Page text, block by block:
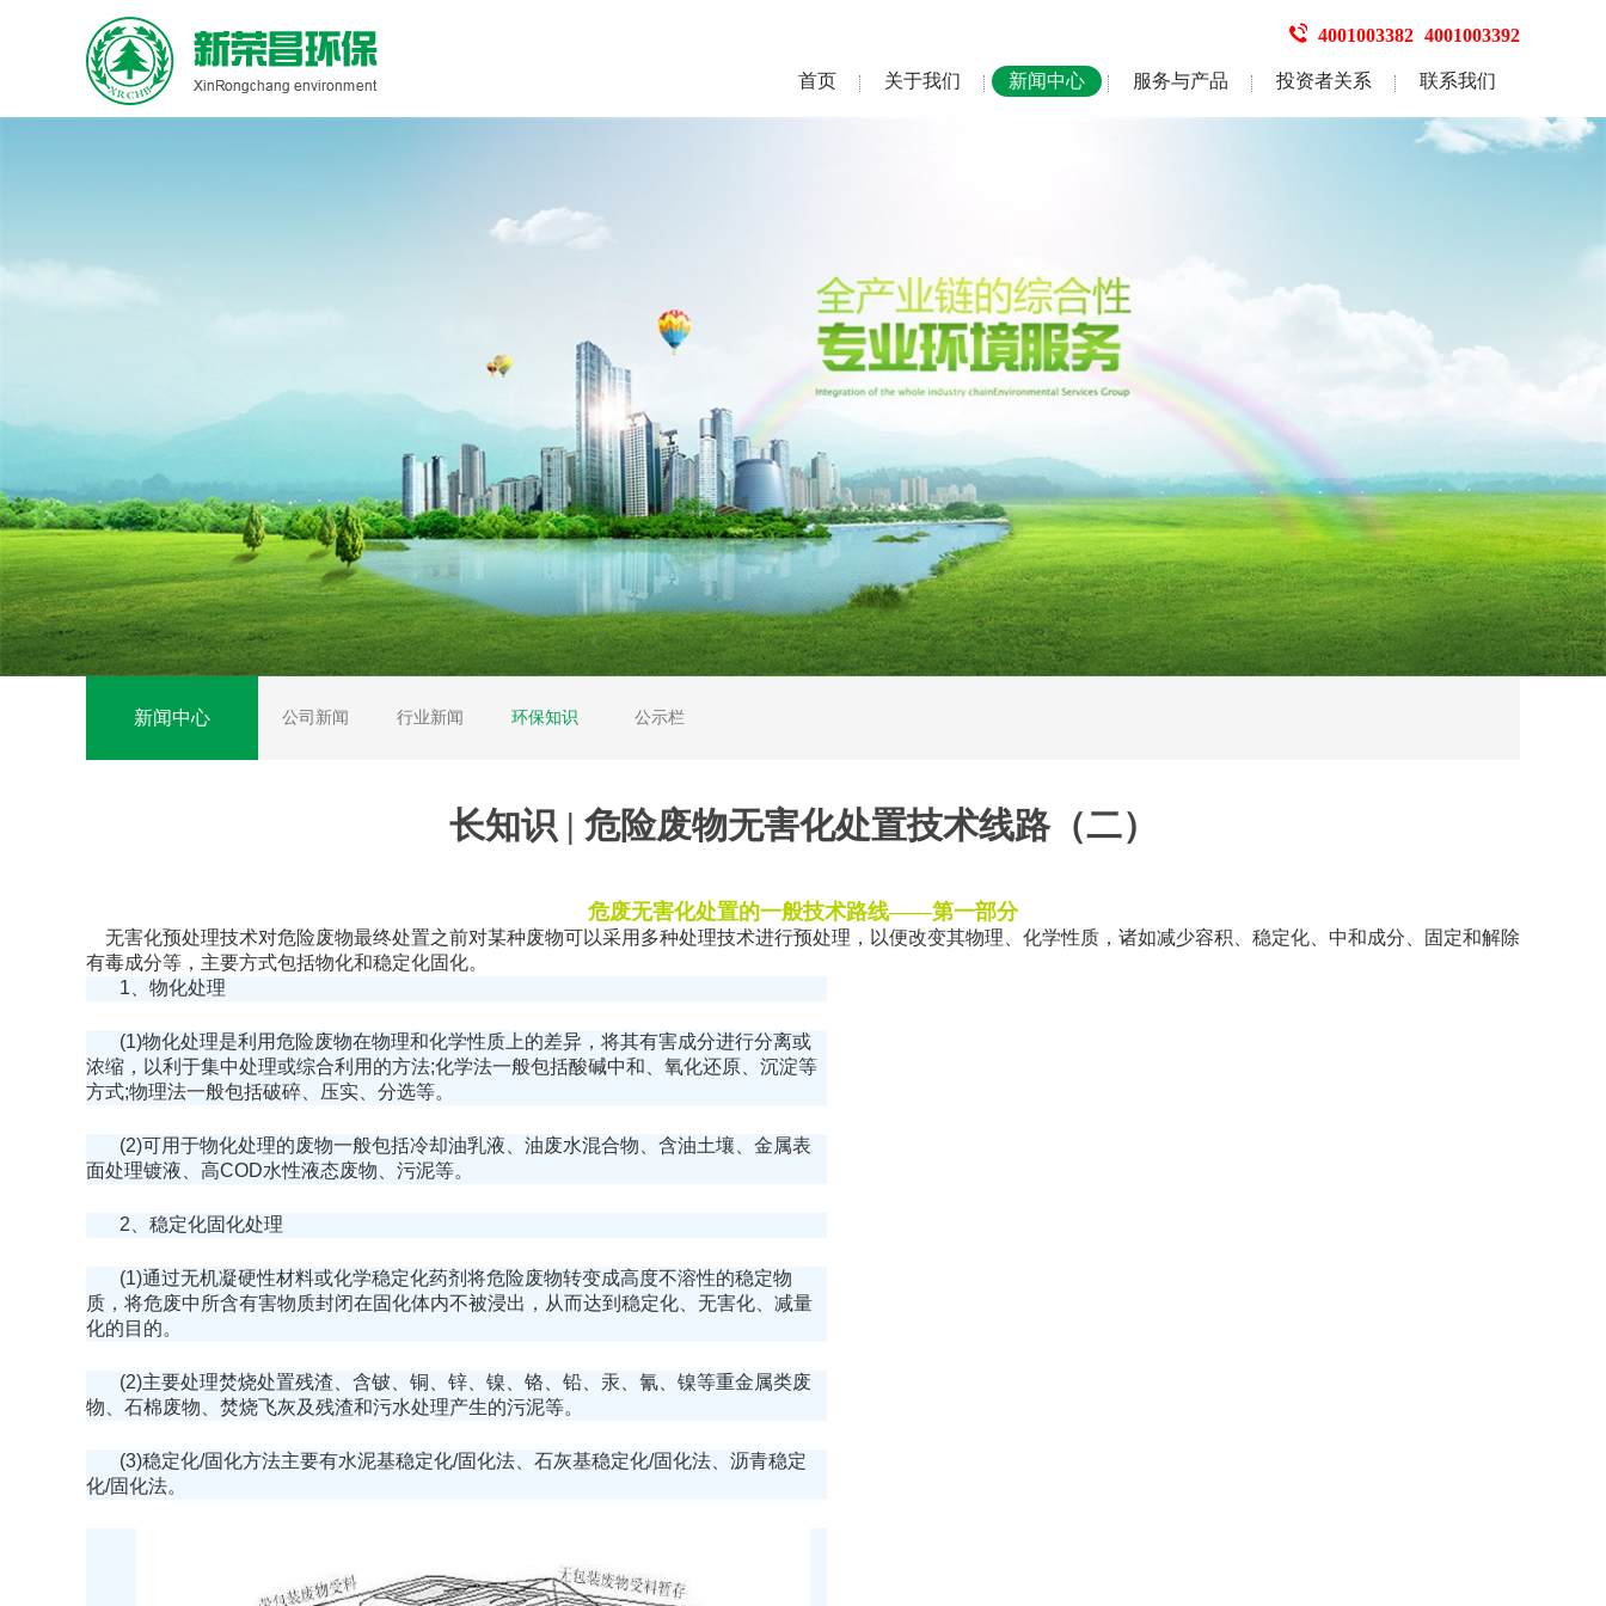
4001003382 4001003392
首页 关于我们 新闻中心 服务与产品 投资者关系 联系我们
新闻中心 公司新闻 行业新闻 环保知识 公示栏
长知识 | 危险废物无害化处置技术线路（二）
危废无害化处置的一般技术路线——第一部分
无害化预处理技术对危险废物最终处置之前对某种废物可以采用多种处理技术进行预处理，以便改变其物理、化学性质，诸如减少容积、稳定化、中和成分、固定和解除
有毒成分等，主要方式包括物化和稳定化固化。
1、物化处理
(1)物化处理是利用危险废物在物理和化学性质上的差异，将其有害成分进行分离或
浓缩，以利于集中处理或综合利用的方法;化学法一般包括酸碱中和、氧化还原、沉淀等
方式;物理法一般包括破碎、压实、分选等。
(2)可用于物化处理的废物一般包括冷却油乳液、油废水混合物、含油土壤、金属表
面处理镀液、高COD水性液态废物、污泥等。
2、稳定化固化处理
(1)通过无机凝硬性材料或化学稳定化药剂将危险废物转变成高度不溶性的稳定物
质，将危废中所含有害物质封闭在固化体内不被浸出，从而达到稳定化、无害化、减量
化的目的。
(2)主要处理焚烧处置残渣、含铍、铜、锌、镍、铬、铅、汞、氰、镍等重金属类废
物、石棉废物、焚烧飞灰及残渣和污水处理产生的污泥等。
(3)稳定化/固化方法主要有水泥基稳定化/固化法、石灰基稳定化/固化法、沥青稳定
化/固化法。